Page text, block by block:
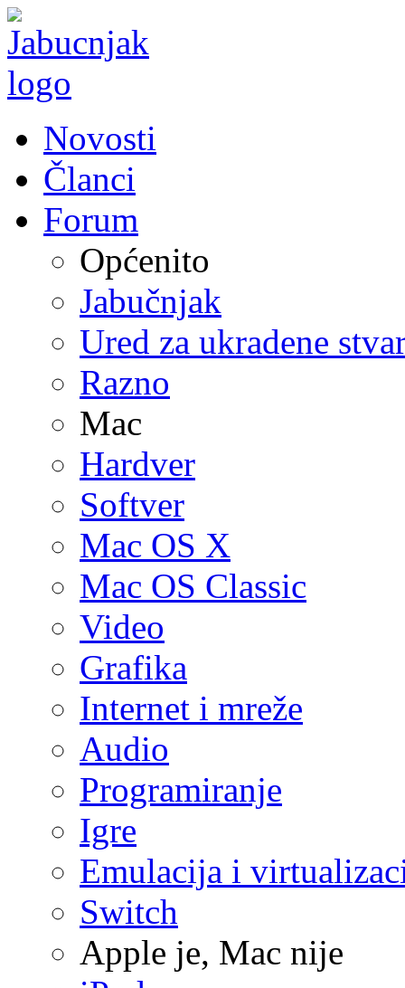
Novosti
Članci
Forum
Općenito
Jabučnjak
Ured za ukradene
Razno
Mac
Hardver
Softver
Mac OS X
Mac OS Classic
Video
Grafika
Internet i mreže
Audio
Programiranje
Igre
Emulacija i
Switch
Apple je, Mac nije